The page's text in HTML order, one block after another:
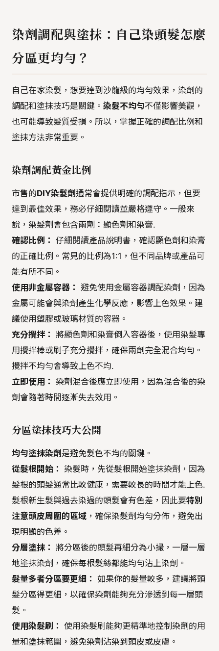
染劑調配與塗抹：自己染頭髮怎麼
分區更均勻？
自己在家染髮，想要達到沙龍級的均勻效果，染劑的
調配和塗抹技巧是關鍵。 染髮不均勻不僅影響美觀，
也可能導致髮質受損。所以，掌握正確的調配比例和
塗抹方法非常重要。
染劑調配黃金比例
市售的DIY染髮劑 通常會提供明確的調配指示，但要
達到最佳效果，務必仔細閱讀並嚴格遵守。一般來
說，染髮劑會包含兩劑：顯色劑和染膏.
確認比例： 仔細閱讀產品說明書，確認顯色劑和染膏
的正確比例。常見的比例為1:1，但不同品牌或產品可
能有所不同。
使用非金屬容器：
避免使用金屬容器調配染劑，因為
金屬可能會與染劑產生化學反應，影響上色效果。建
議使用塑膠或玻璃材質的容器。
充分攪拌：
將顯色劑和染膏倒入容器後，使用染髮專
用攪拌棒或刷子充分攪拌，確保兩劑完全混合均勻。
攪拌不均勻會導致上色不均.
立即使用： 染劑混合後應立即使用，因為混合後的染
劑會隨著時間逐漸失去效用。
分區塗抹技巧大公開
均勻塗抹染劑是避免髮色不均的關鍵。
從髮根開始： 染髮時，先從髮根開始塗抹染劑，因為
髮根的頭髮通常比較健康，需要較長的時間才能上色.
髮根新生髮與過去染過的頭髮會有色差，因此要特別
注意頭皮周圍的區域 ，確保染髮劑均勻分佈，避免出
現明顯的色差。
分層塗抹：
將分區後的頭髮再細分為小撮，一層一層
地塗抹染劑，確保每根髮絲都能均勻沾上染劑。
髮量多者分區要更細： 如果你的髮量較多，建議將頭
髮分區得更細，以確保染劑能夠充分滲透到每一層頭
髮。
使用染髮刷： 使用染髮刷能夠更精準地控制染劑的用
量和塗抹範圍，避免染劑沾染到頭皮或皮膚。